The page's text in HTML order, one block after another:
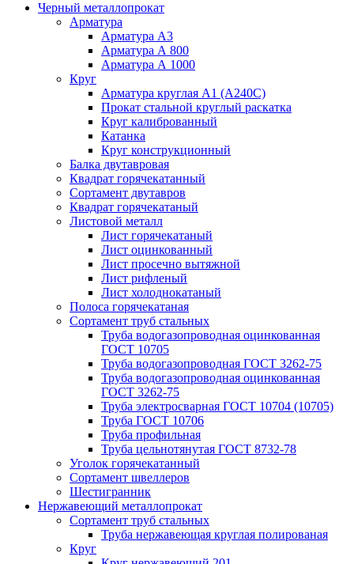
Черный металлопрокат
Арматура
Арматура А3
Арматура А 800
Арматура А 1000
Круг
Арматура круглая А1 (А240C)
Прокат стальной круглый раскатка
Круг калиброванный
Катанка
Круг конструкционный
Балка двутавровая
Квадрат горячекатанный
Сортамент двутавров
Квадрат горячекатаный
Листовой металл
Лист горячекатаный
Лист оцинкованный
Лист просечно вытяжной
Лист рифленый
Лист холоднокатаный
Полоса горячекатаная
Сортамент труб стальных
Труба водогазопроводная оцинкованная
ГОСТ 10705
Труба водогазопроводная ГОСТ 3262-75
Труба водогазопроводная оцинкованная
ГОСТ 3262-75
Труба электросварная ГОСТ 10704 (10705)
Труба ГОСТ 10706
Труба профильная
Труба цельнотянутая ГОСТ 8732-78
Уголок горячекатанный
Сортамент швеллеров
Шестигранник
Нержавеющий металлопрокат
Сортамент труб стальных
Труба нержавеющая круглая полированая
Круг